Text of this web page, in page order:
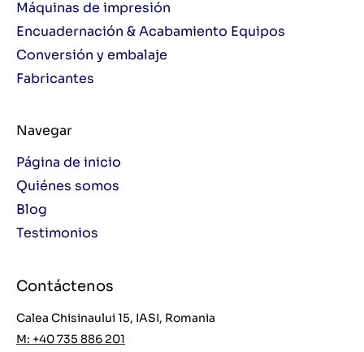
Máquinas de impresión
Encuadernación & Acabamiento Equipos
Conversión y embalaje
Fabricantes
Navegar
Página de inicio
Quiénes somos
Blog
Testimonios
Contáctenos
Calea Chisinaului 15, IASI, Romania
M: +40 735 886 201